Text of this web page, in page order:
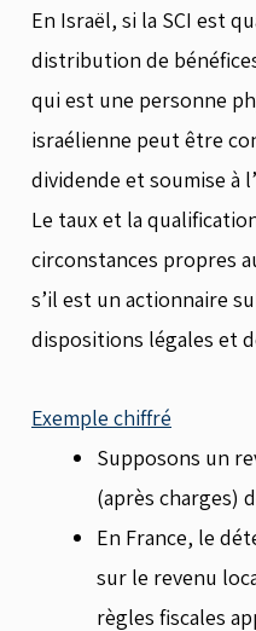
En Israël, si la SCI est
distribution de
qui est une personne
israélienne peut être
dividende et soumise à
Le taux et la
circonstances propres
s’il est un actionnaire
dispositions légales et
Exemple chiffré
Supposons un
(après charges)
En France, le
sur le revenu
règles fiscales